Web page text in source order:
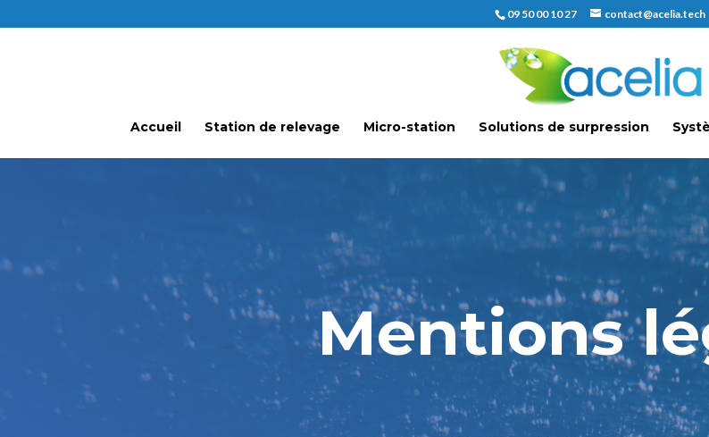
09 50 00 10 27 contact@acelia.tech
Accueil Station de relevage Micro-station Solutions de surpression
Mentions